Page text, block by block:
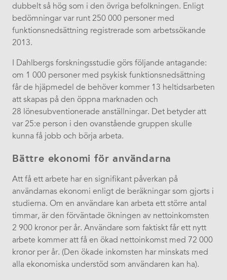
dubbelt så hög som i den övriga befolkningen. Enligt
bedömningar var runt 250 000 personer med
funktionsnedsättning registrerade som arbetssökande
2013.
I Dahlbergs forskningsstudie görs följande antagande:
om 1 000 personer med psykisk funktionsnedsättning
får de hjäpmedel de behöver kommer 13 heltidsarbeten
att skapas på den öppna marknaden och
28 lönesubventionerade anställningar. Det betyder att
var 25:e person i den ovanstående gruppen skulle
kunna få jobb och börja arbeta.
Bättre ekonomi för användarna
Att få ett arbete har en signifikant påverkan på
användarnas ekonomi enligt de beräkningar som gjorts i
studierna. Om en användare kan arbeta ett större antal
timmar, är den förväntade ökningen av nettoinkomsten
2 900 kronor per år. Användare som faktiskt får ett nytt
arbete kommer att få en ökad nettoinkomst med 72 000
kronor per år. (Den ökade inkomsten har minskats med
alla ekonomiska understöd som användaren kan ha).